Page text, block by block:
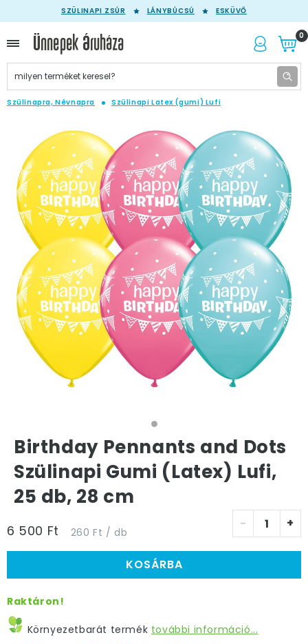
SZÜLINAPI ZSÚR LÁNYBÚCSÚ ESKÜVŐ
0
Szülinapra, Névnapra Szülinapi Latex (gumi) Lufi
Birthday Pennants and Dots
Szülinapi Gumi (Latex) Lufi,
25 db, 28 cm
6 500 Ft 260 Ft / db
- +
KOSÁRBA
Raktáron!
Környezetbarát termék további információ...